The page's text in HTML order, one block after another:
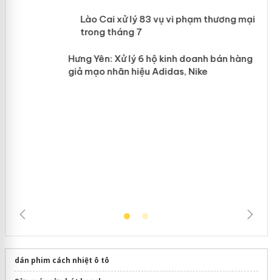
Lào Cai xử lý 83 vụ vi phạm thương
mại trong tháng 7
dán phim cách nhiệt ô tô